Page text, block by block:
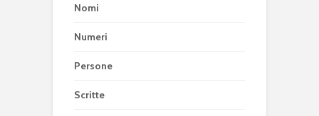
Nomi
Numeri
Persone
Scritte